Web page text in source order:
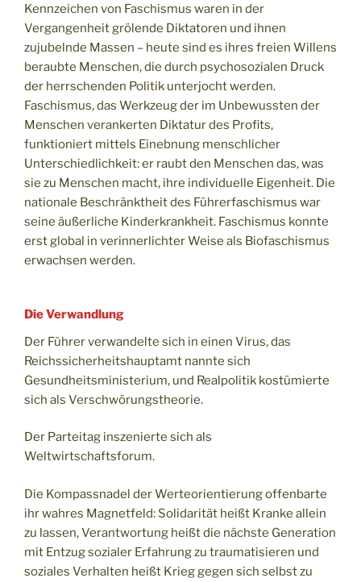
Kennzeichen von Faschismus waren in der
Vergangenheit grölende Diktatoren und ihnen
zujubelnde Massen – heute sind es ihres freien Willens
beraubte Menschen, die durch psychosozialen Druck
der herrschenden Politik unterjocht werden.
Faschismus, das Werkzeug der im Unbewussten der
Menschen verankerten Diktatur des Profits,
funktioniert mittels Einebnung menschlicher
Unterschiedlichkeit: er raubt den Menschen das, was
sie zu Menschen macht, ihre individuelle Eigenheit. Die
nationale Beschränktheit des Führerfaschismus war
seine äußerliche Kinderkrankheit. Faschismus konnte
erst global in verinnerlichter Weise als Biofaschismus
erwachsen werden.
Die Verwandlung
Der Führer verwandelte sich in einen Virus, das
Reichssicherheitshauptamt nannte sich
Gesundheitsministerium, und Realpolitik kostümierte
sich als Verschwörungstheorie.
Der Parteitag inszenierte sich als
Weltwirtschaftsforum.
Die Kompassnadel der Werteorientierung offenbarte
ihr wahres Magnetfeld: Solidarität heißt Kranke allein
zu lassen, Verantwortung heißt die nächste Generation
mit Entzug sozialer Erfahrung zu traumatisieren und
soziales Verhalten heißt Krieg gegen sich selbst zu